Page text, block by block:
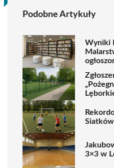
Podobne Artykuły
Wyniki
3×3 w